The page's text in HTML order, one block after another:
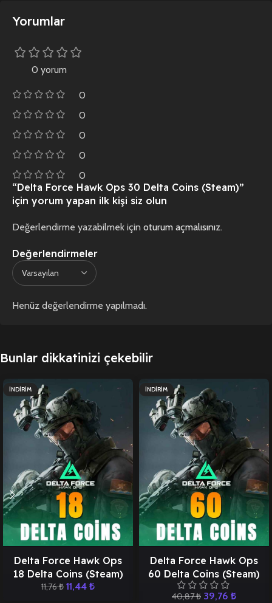
Yorumlar
0 yorum
0
0
0
0
0
Değerlendirmeler
Henüz değerlendirme yapılmadı.
“Delta Force Hawk Ops 30 Delta Coins (Steam)”
için yorum yapan ilk kişi siz olun
Değerlendirme yazabilmek için oturum açmalısınız.
Bunlar dikkatinizi çekebilir
İNDIRIM
Delta Force Hawk Ops
18 Delta Coins (Steam)
11,76₺ 11,44 ₺
İNDIRIM
Delta Force Hawk Ops
60 Delta Coins (Steam)
40,87₺ 39,76 ₺